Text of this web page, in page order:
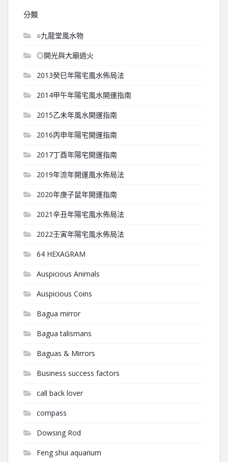
分類
○九龍堂風水物
◎開光與大廟過火
2013癸巳年陽宅風水佈局法
2014甲午年陽宅風水開運指南
2015乙未年風水開運指南
2016丙申年陽宅開運指南
2017丁酉年陽宅開運指南
2019年流年開運風水佈局法
2020年庚子鼠年開運指南
2021辛丑年陽宅風水佈局法
2022壬寅年陽宅風水佈局法
64 HEXAGRAM
Auspicious Animals
Auspicious Coins
Bagua mirror
Bagua talismans
Baguas & Mirrors
Business success factors
call back lover
compass
Dowsing Rod
Feng shui aquarium